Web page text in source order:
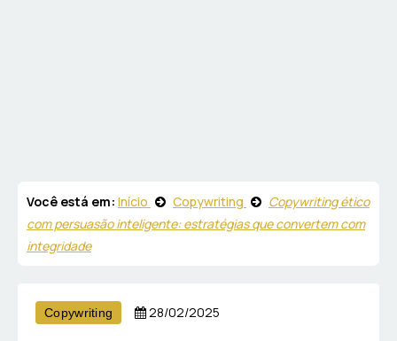
Você está em: Início Copywriting
Copywriting ético
com persuasão inteligente: estratégias que convertem com
integridade
Copywriting 28/02/2025